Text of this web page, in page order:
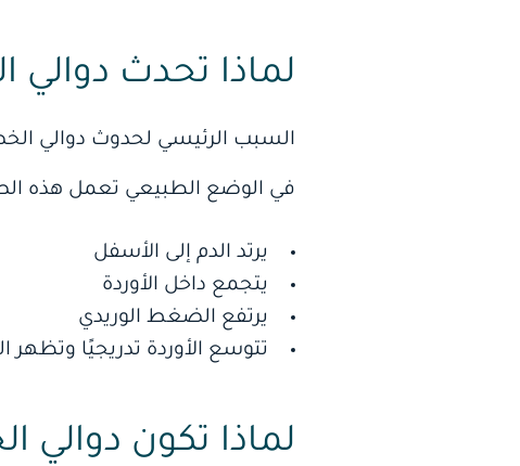
لماذا تحدث دوالي
السبب الرئيسي لحدوث دوالي
في الوضع الطبيعي تعمل هذه
يرتد الدم إلى الأسفل
يتجمع داخل الأوردة
يرتفع الضغط الوريدي
تتوسع الأوردة تدريجيًا وتظهر
لماذا تكون دوالي